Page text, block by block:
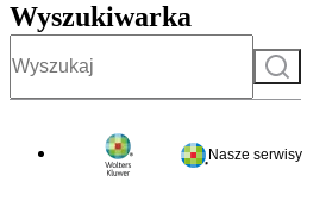
Wyszukiwarka
Szukaj
Nasze serwisy